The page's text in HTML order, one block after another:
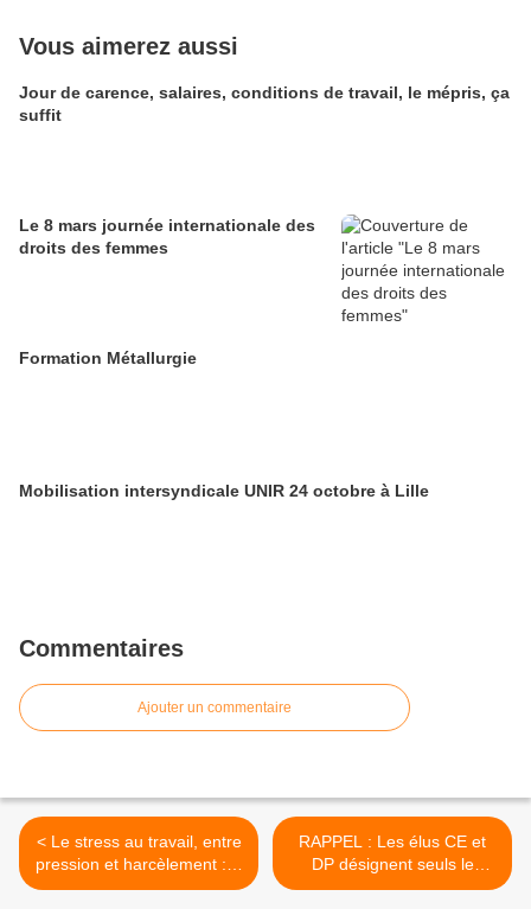
Vous aimerez aussi
Jour de carence, salaires, conditions de travail, le mépris, ça
suffit
Le 8 mars journée internationale des
droits des femmes
Formation Métallurgie
Mobilisation intersyndicale UNIR 24 octobre à Lille
Commentaires
Ajouter un commentaire
< Le stress au travail, entre
pression et harcèlement : À
chacun ses responsabilités,
RAPPEL : Les élus CE et
DP désignent seuls le
comité d'hygiène >